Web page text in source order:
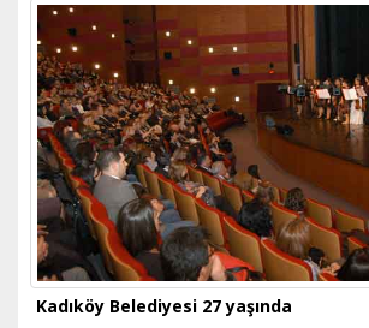
Kadıköy Belediyesi 27 yaşında